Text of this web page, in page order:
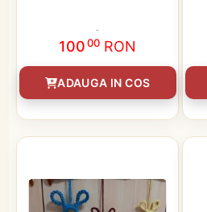
10000 RON
ADAUGA IN COS